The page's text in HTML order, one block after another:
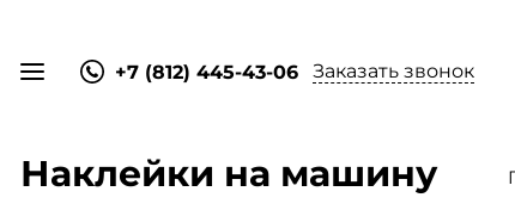
+7 (812) 445-43-06 Заказать звонок
Наклейки на машину